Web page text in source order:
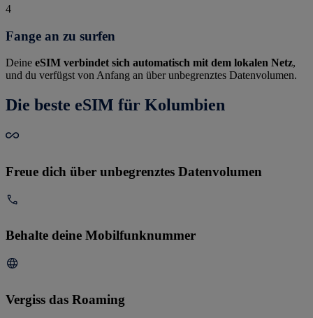
4
Fange an zu surfen
Deine eSIM verbindet sich automatisch mit dem lokalen Netz,
und du verfügst von Anfang an über unbegrenztes Datenvolumen.
Die beste eSIM für Kolumbien
Freue dich über unbegrenztes Datenvolumen
Behalte deine Mobilfunknummer
Vergiss das Roaming